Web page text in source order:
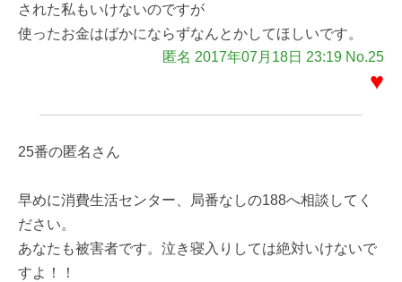
された私もいけないのですが
使ったお金はばかにならずなんとかしてほしいです。
匿名 2017年07月18日 23:19 No.25
♥
25番の匿名さん
早めに消費生活センター、局番なしの188へ相談してく
ださい。
あなたも被害者です。泣き寝入りしては絶対いけないで
すよ！！